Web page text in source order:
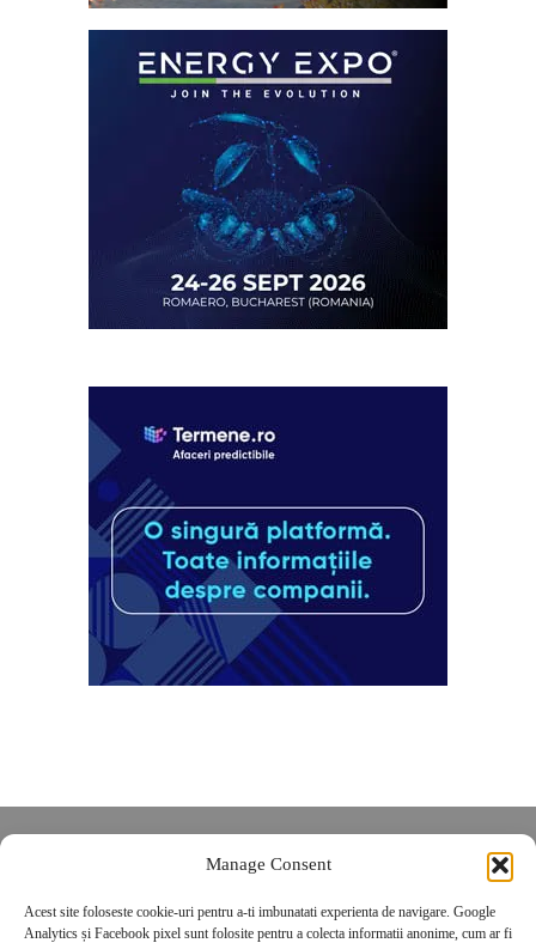
Manage Consent
Acest site foloseste cookie-uri pentru a-ti imbunatati experienta de navigare. Google
Analytics și Facebook pixel sunt folosite pentru a colecta informatii anonime, cum ar fi
POLITICĂ DE CONFIDENȚIALITATE